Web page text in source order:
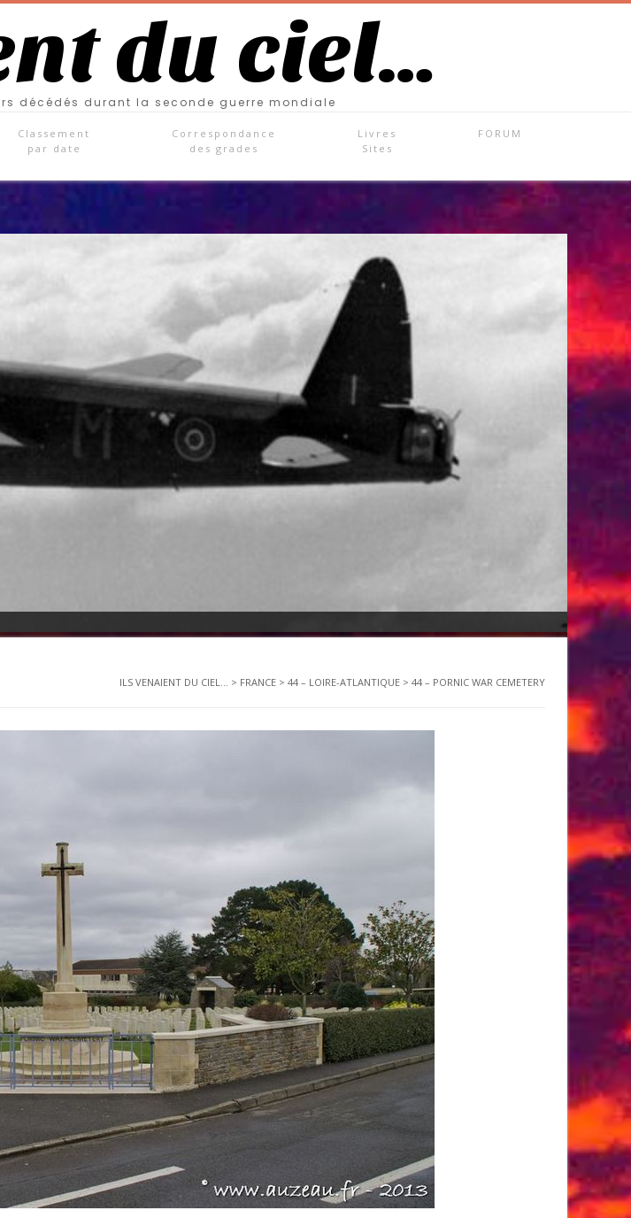
du ciel…
décédés durant la seconde guerre mondiale
Classement
par date
Correspondance
des grades
Livres
Sites
FORUM
ILS VENAIENT DU CIEL... > FRANCE > 44 – LOIRE-ATLANTIQUE > 44 – PORNIC WAR CEMETERY